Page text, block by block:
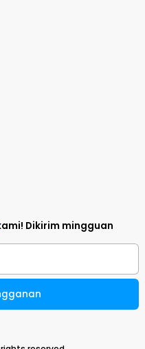
Dikirim mingguan